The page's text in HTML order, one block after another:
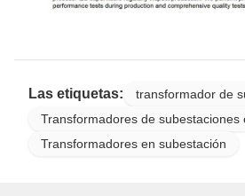
Las etiquetas:
transformador de
Transformadores de subestaciones
Transformadores en subestación